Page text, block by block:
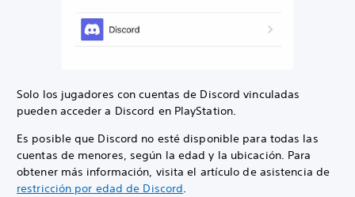
Solo los jugadores con cuentas de Discord vinculadas
pueden acceder a Discord en PlayStation.
Es posible que Discord no esté disponible para todas las
cuentas de menores, según la edad y la ubicación. Para
obtener más información, visita el artículo de asistencia de
restricción por edad de Discord.